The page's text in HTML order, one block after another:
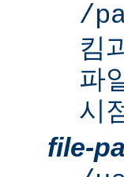
/
킴
파
시
file-